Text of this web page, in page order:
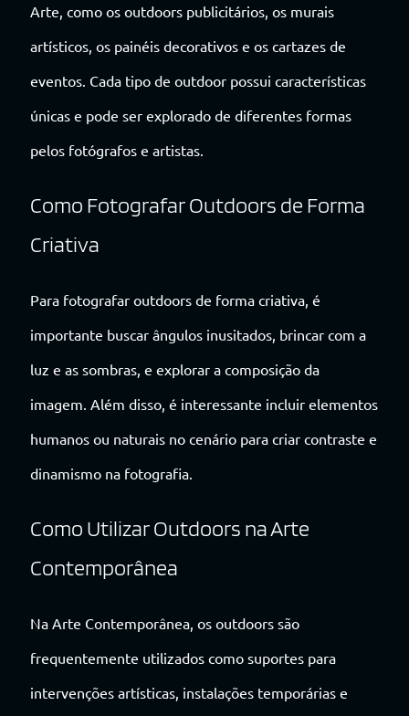
Arte, como os outdoors publicitários, os murais
artísticos, os painéis decorativos e os cartazes de
eventos. Cada tipo de outdoor possui características
únicas e pode ser explorado de diferentes formas
pelos fotógrafos e artistas.
Como Fotografar Outdoors de Forma
Criativa
Para fotografar outdoors de forma criativa, é
importante buscar ângulos inusitados, brincar com a
luz e as sombras, e explorar a composição da
imagem. Além disso, é interessante incluir elementos
humanos ou naturais no cenário para criar contraste e
dinamismo na fotografia.
Como Utilizar Outdoors na Arte
Contemporânea
Na Arte Contemporânea, os outdoors são
frequentemente utilizados como suportes para
intervenções artísticas, instalações temporárias e